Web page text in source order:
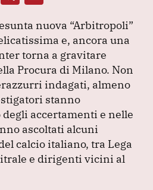
e
gr
a
m
ai
l
nuova “Arbitropoli”
e, ancora una
torna a gravitare
Procura di Milano. Non
indagati, almeno
stanno
accertamenti e nelle
ascoltati alcuni
calcio italiano, tra Lega
e dirigenti vicini al